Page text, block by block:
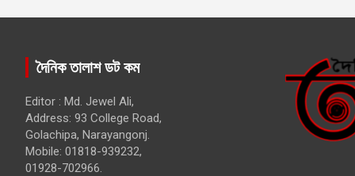
দৈনিক তালাশ ডট কম
Editor : Md. Jewel Ali,
Address: 93 College Road,
Golachipa, Narayangonj.
Mobile: 01818-939232,
01928-702966.